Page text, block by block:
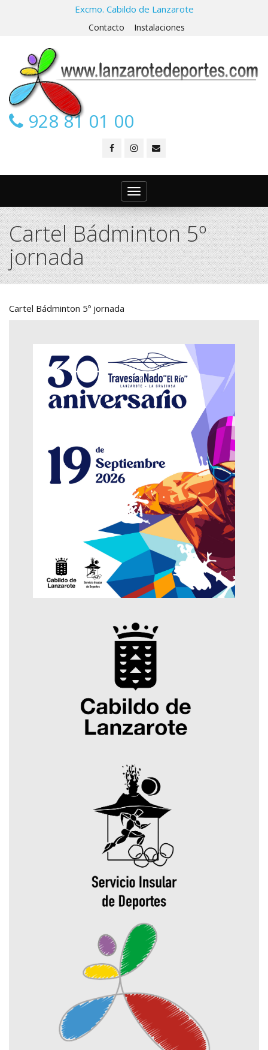
Excmo. Cabildo de Lanzarote
Contacto Instalaciones
928 81 01 00
Toggle
navigation
Cartel Bádminton 5º
jornada
Cartel Bádminton 5º jornada